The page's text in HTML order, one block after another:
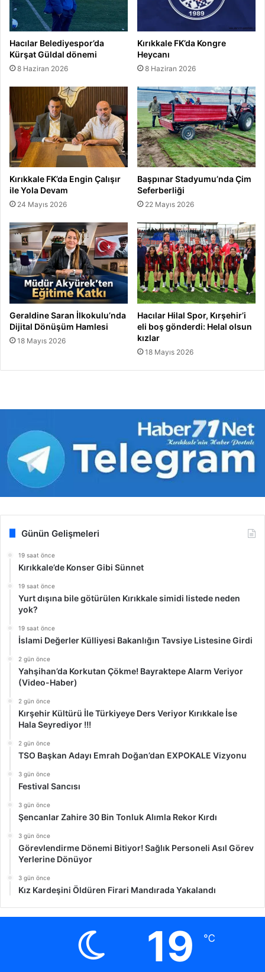
Hacılar Belediyespor’da
Kürşat Güldal dönemi
8 Haziran 2026
Kırıkkale FK’da Kongre
Heycanı
8 Haziran 2026
Kırıkkale FK’da Engin Çalışır
ile Yola Devam
24 Mayıs 2026
Başpınar Stadyumu’nda Çim
Seferberliği
22 Mayıs 2026
Geraldine Saran İlkokulu’nda
Dijital Dönüşüm Hamlesi
18 Mayıs 2026
Hacılar Hilal Spor, Kırşehir’i
eli boş gönderdi: Helal olsun
kızlar
18 Mayıs 2026
Günün Gelişmeleri
19 saat önce
Kırıkkale’de Konser Gibi Sünnet
19 saat önce
Yurt dışına bile götürülen Kırıkkale simidi listede neden
yok?
19 saat önce
İslami Değerler Külliyesi Bakanlığın Tavsiye Listesine Girdi
2 gün önce
Yahşihan’da Korkutan Çökme! Bayraktepe Alarm Veriyor
(Video-Haber)
2 gün önce
Kırşehir Kültürü İle Türkiyeye Ders Veriyor Kırıkkale İse
Hala Seyrediyor !!!
2 gün önce
TSO Başkan Adayı Emrah Doğan’dan EXPOKALE Vizyonu
3 gün önce
Festival Sancısı
3 gün önce
Şencanlar Zahire 30 Bin Tonluk Alımla Rekor Kırdı
3 gün önce
Görevlendirme Dönemi Bitiyor! Sağlık Personeli Asıl Görev
Yerlerine Dönüyor
3 gün önce
Kız Kardeşini Öldüren Firari Mandırada Yakalandı
19 ℃